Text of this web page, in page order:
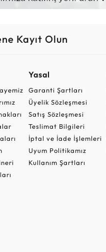
Kayıt Olun
Yasal
Garanti Şartları
Üyelik Sözleşmesi
Satış Sözleşmesi
Teslimat Bilgileri
İptal ve İade İşlemleri
Uyum Politikamız
Kullanım Şartları